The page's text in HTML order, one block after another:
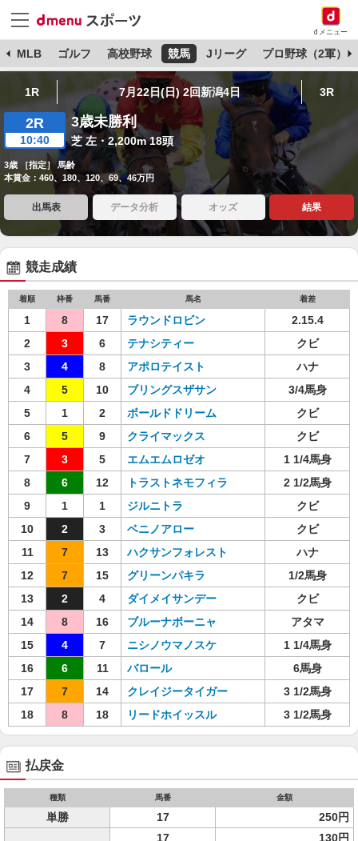
dメニュー
MLB ゴルフ 高校野球 競馬 Jリーグ プロ野球（2軍）
1R 7月22日(日) 2回新潟4日 3R
2R
10:40
3歳未勝利
芝 左・2,200m 18頭
3歳 ［指定］ 馬齢
本賞金：460、180、120、69、46万円
出馬表 データ分析 オッズ 結果
競走成績
着順 枠番 馬番 馬名 着差
1 8 17 ラウンドロビン
2.15.4
2
3 6 テナシティー
クビ
3
4 8 アポロテイスト
ハナ
4
5 10 ブリングスザサン
3/4馬身
5
1 2 ボールドドリーム
クビ
6
5 9 クライマックス
クビ
7
3 5 エムエムロゼオ
1 1/4馬身
8
6 12 トラストネモフィラ
2 1/2馬身
9
1 1 ジルニトラ
クビ
10
2 3 ベニノアロー
クビ
11
7 13 ハクサンフォレスト
ハナ
12
7 15 グリーンパキラ
1/2馬身
13
2 4 ダイメイサンデー
クビ
14
8 16 ブルーナボーニャ
アタマ
15
4 7 ニシノウマノスケ
1 1/4馬身
16
6 11 バロール
6馬身
17
7 14 クレイジータイガー
3 1/2馬身
18
8 18 リードホイッスル 3 1/2馬身
払戻金
種類 馬番 金額
単勝 17 250円
17
130円